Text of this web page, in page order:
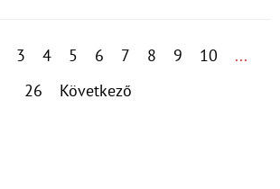
3 4 5 6 7 8 9 10
...
26
Következő